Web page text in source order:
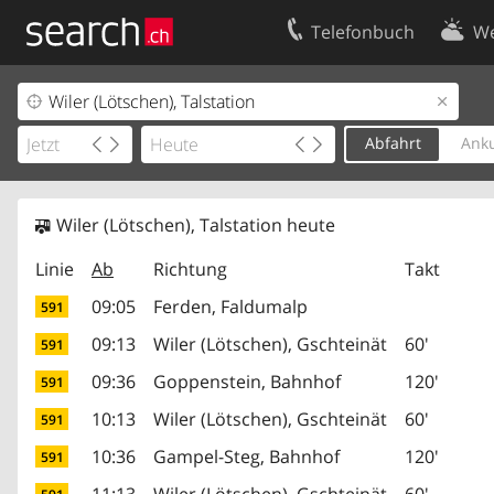
Telefonbuch
Abfahrt
Wiler (Lötschen), Talstation heute
Linie
Ab Richtung Takt
591 09:05 Ferden, Faldumalp
591 09:13 Wiler (Lötschen), Gschteinät 60'
591 09:36 Goppenstein, Bahnhof 120'
591 10:13 Wiler (Lötschen), Gschteinät 60'
591 10:36 Gampel-Steg, Bahnhof 120'
Ihr Eintrag
Kundencenter Geschäftskunden
Kontakt